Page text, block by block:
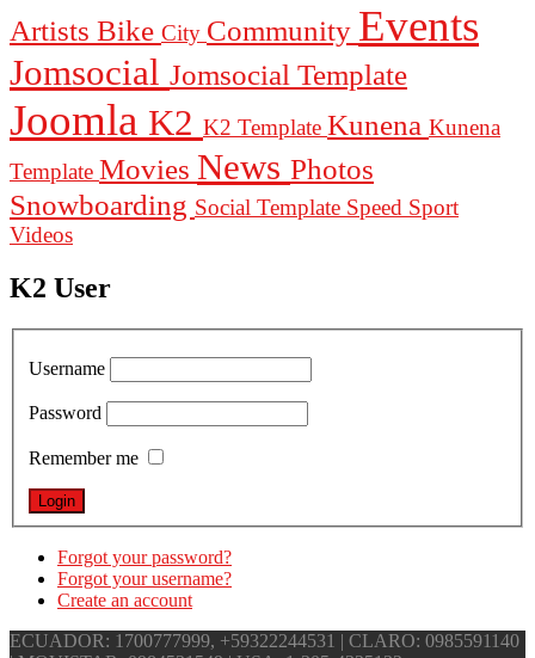
Artists Bike City Community Events
Jomsocial Jomsocial Template
Joomla K2 K2 Template Kunena Kunena
Template Movies News Photos
Snowboarding Social Template Speed Sport
Videos
K2 User
Username
Password
Remember me
Forgot your password?
Forgot your username?
Create an account
ECUADOR: 1700777999, +59322244531 | CLARO: 0985591140